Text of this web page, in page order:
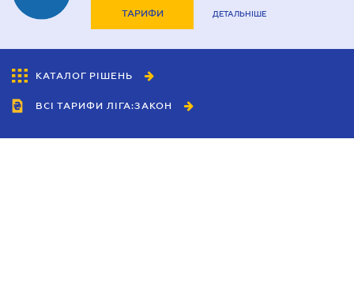
ТАРИФИ ДЕТАЛЬНІШЕ
КАТАЛОГ РІШЕНЬ
ВСІ ТАРИФИ ЛІГА:ЗАКОН